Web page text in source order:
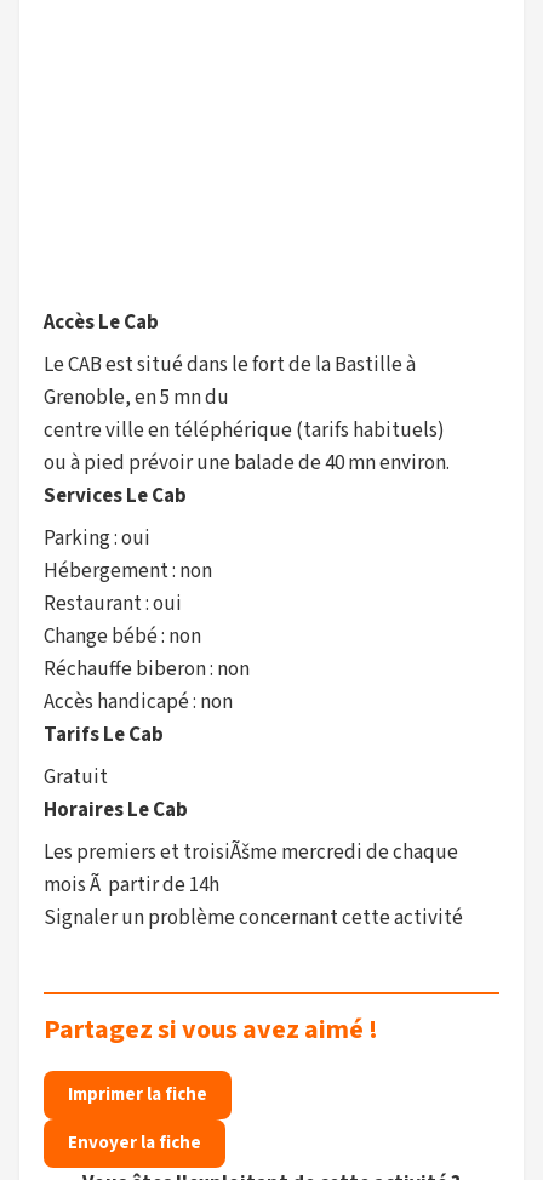
Accès Le Cab
Le CAB est situé dans le fort de la Bastille à
Grenoble, en 5 mn du
centre ville en téléphérique (tarifs habituels)
ou à pied prévoir une balade de 40 mn environ.
Services Le Cab
Parking : oui
Hébergement : non
Restaurant : oui
Change bébé : non
Réchauffe biberon : non
Accès handicapé : non
Tarifs Le Cab
Gratuit
Horaires Le Cab
Les premiers et troisiÃšme mercredi de chaque
mois Ã partir de 14h
Signaler un problème concernant cette activité
Partagez si vous avez aimé !
Imprimer la fiche
Envoyer la fiche